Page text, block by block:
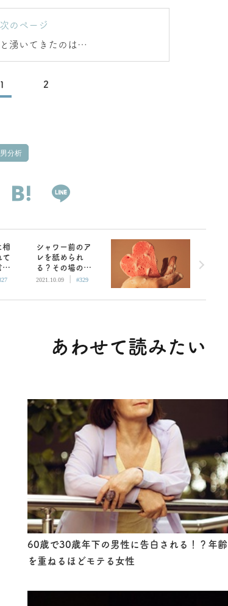
次のページ
湧いてきたのは…
1 2
分析
相
て
葉
し
シャワー前のア
レを舐められ
る？その場の欲
に流されるって
2021.10.09 | #329
あわせて読みたい
60歳で30歳年下の男性に告白される！？年齢
を重ねるほどモテる女性